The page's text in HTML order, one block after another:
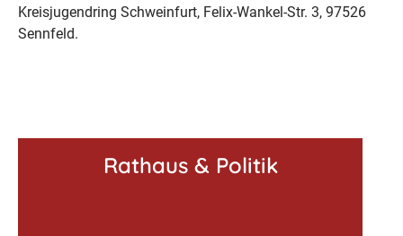
Kreisjugendring Schweinfurt, Felix-Wankel-Str. 3, 97526
Sennfeld.
Rathaus & Politik